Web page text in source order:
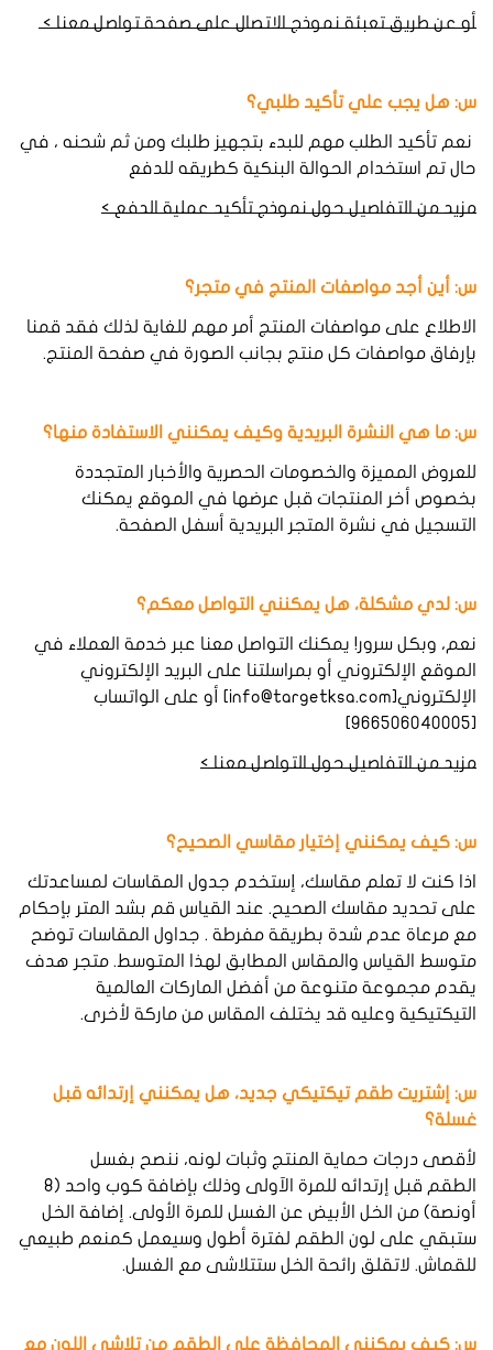
أو عن طريق تعبئة نموذج الاتصال على صفحة تواصل معنا >
س: هل يجب علي تأكيد طلبي؟
نعم تأكيد الطلب مهم للبدء بتجهيز طلبك ومن ثم شحنه ، في
حال تم استخدام الحوالة البنكية كطريقه للدفع
مزيد من التفاصيل حول نموذج تأكيد عملية الدفع >
س: أين أجد مواصفات المنتج في متجر؟
الاطلاع على مواصفات المنتج أمر مهم للغاية لذلك فقد قمنا
بإرفاق مواصفات كل منتج بجانب الصورة في صفحة المنتج.
س: ما هي النشرة البريدية وكيف يمكنني الاستفادة منها؟
للعروض المميزة والخصومات الحصرية والأخبار المتجددة
بخصوص أخر المنتجات قبل عرضها في الموقع يمكنك
التسجيل في نشرة المتجر البريدية أسفل الصفحة.
س: لدي مشكلة، هل يمكنني التواصل معكم؟
نعم، وبكل سرور! يمكنك التواصل معنا عبر خدمة العملاء في
الموقع الإلكتروني أو بمراسلتنا على البريد الإلكتروني
الإلكتروني[info@targetksa.com] أو على الواتساب
[966506040005]
مزيد من التفاصيل حول التواصل معنا >
س: كيف يمكنني إختيار مقاسي الصحيح؟
اذا كنت لا تعلم مقاسك، إستخدم جدول المقاسات لمساعدتك
على تحديد مقاسك الصحيح. عند القياس قم بشد المتر بإحكام
مع مرعاة عدم شدة بطريقة مفرطة . جداول المقاسات توضح
متوسط القياس والمقاس المطابق لهذا المتوسط. متجر هدف
يقدم مجموعة متنوعة من أفضل الماركات العالمية
التيكتيكية وعليه قد يختلف المقاس من ماركة لأخرى.
س: إشتريت طقم تيكتيكي جديد، هل يمكنني إرتدائه قبل
غسلة؟
لأقصى درجات حماية المنتج وثبات لونه، ننصح بغسل
الطقم قبل إرتدائه للمرة الآولى وذلك بإضافة كوب واحد (٨
أونصة) من الخل الأبيض عن الغسل للمرة الأولى. إضافة الخل
ستبقي على لون الطقم لفترة أطول وسيعمل كمنعم طبيعي
للقماش. لاتقلق رائحة الخل ستتلاشى مع الغسل.
س: كيف يمكنني المحافظة على الطقم من تلاشي اللون مع